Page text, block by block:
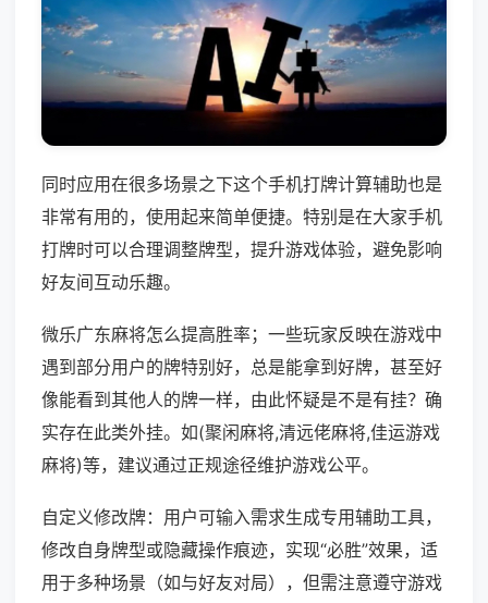
同时应用在很多场景之下这个手机打牌计算辅助也是
非常有用的，使用起来简单便捷。特别是在大家手机
打牌时可以合理调整牌型，提升游戏体验，避免影响
好友间互动乐趣。
微乐广东麻将怎么提高胜率；一些玩家反映在游戏中
遇到部分用户的牌特别好，总是能拿到好牌，甚至好
像能看到其他人的牌一样，由此怀疑是不是有挂？确
实存在此类外挂。如(聚闲麻将,清远佬麻将,佳运游戏
麻将)等，建议通过正规途径维护游戏公平。
自定义修改牌：用户可输入需求生成专用辅助工具，
修改自身牌型或隐藏操作痕迹，实现“必胜”效果，适
用于多种场景（如与好友对局），但需注意遵守游戏